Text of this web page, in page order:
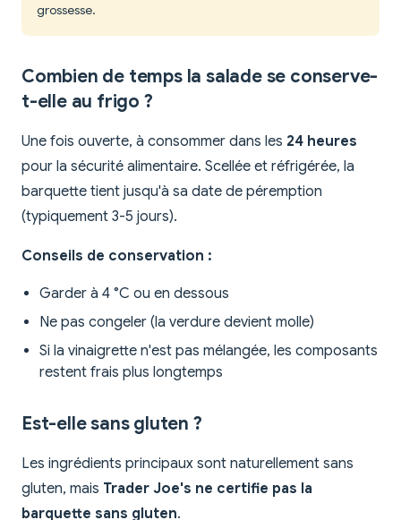
grossesse.
Combien de temps la salade se conserve-
t-elle au frigo ?
Une fois ouverte, à consommer dans les 24 heures
pour la sécurité alimentaire. Scellée et réfrigérée, la
barquette tient jusqu'à sa date de péremption
(typiquement 3-5 jours).
Conseils de conservation :
Garder à 4 °C ou en dessous
Ne pas congeler (la verdure devient molle)
Si la vinaigrette n'est pas mélangée, les composants
restent frais plus longtemps
Est-elle sans gluten ?
Les ingrédients principaux sont naturellement sans
gluten, mais Trader Joe's ne certifie pas la
barquette sans gluten.